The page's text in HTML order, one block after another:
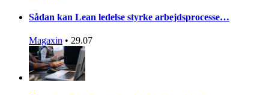
Sådan kan Lean ledelse styrke arbejdsprocesse…
Magaxin • 29.07